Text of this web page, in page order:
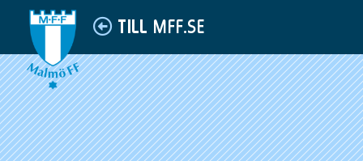
TILL MFF.SE